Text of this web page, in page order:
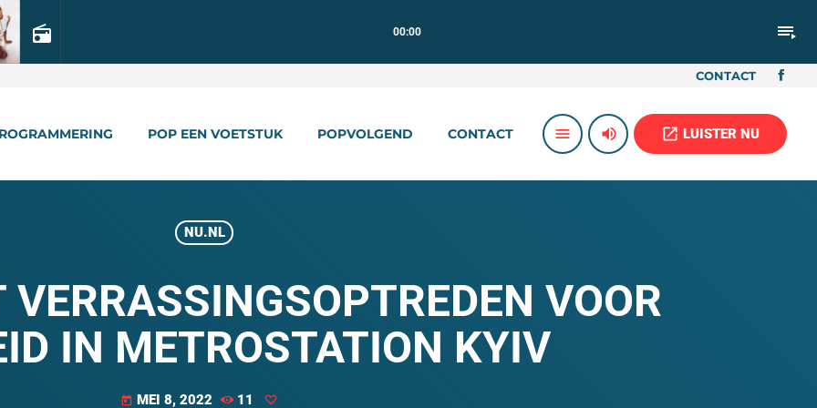
radio 00:00 playlist_play
CONTACT
POP EEN VOETSTUK POPVOLGEND CONTACT menu volume_up open_in_new LUISTER NU
NU.NL
VERRASSINGSOPTREDEN VOOR
IN METROSTATION KYIV
today MEI 8, 2022 11